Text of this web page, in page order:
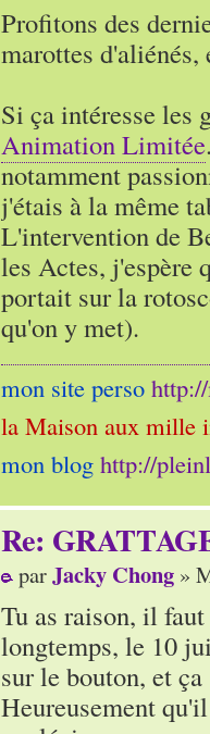
Profitons des
marottes
Si ça intéresse les
Animation Limitée
notamment
j'étais à la même
L'intervention de
les Actes, j'espère
portait sur la
qu'on y met).
mon site perso
la Maison aux mille
mon blog http://
Re:
parJacky Chong »
Tu as raison, il
longtemps, le 10
sur le bouton, et
Heureusement